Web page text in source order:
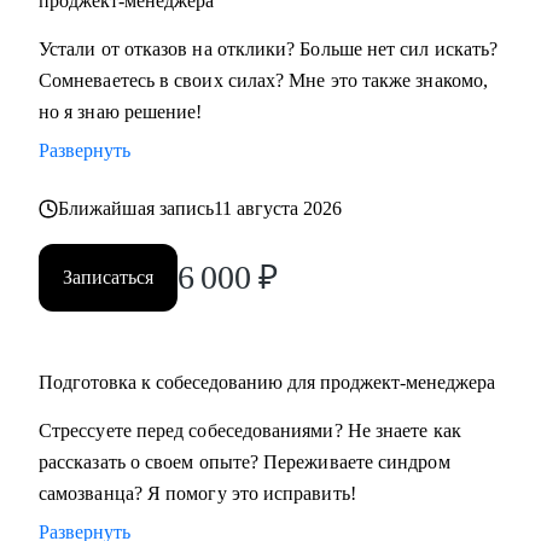
с нуля
• Проджект-менеджерам бизнеc-проектов в сферах:
розничной торговли, электронной коммерции, финтеха и
информационной безопасности
офиса
• Всем, кто хочет сменить карьеру и не знает с чего начать
• Тем, кто не ищет "успешный успех", а готов планомерно
и упорно работать над собой
Устали от отказов на отклики? Больше нет сил искать?
Сомневаетесь в своих силах? Мне это также знакомо,
но я знаю решение!
Развернуть
Ближайшая запись11 августа 2026
Записаться 6 000 ₽
Подготовка к собеседованию для проджект-менеджера
Стрессуете перед собеседованиями? Не знаете как
рассказать о своем опыте? Переживаете синдром
самозванца? Я помогу это исправить!
Развернуть